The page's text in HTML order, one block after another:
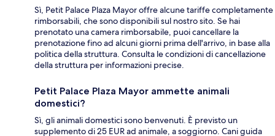
Sì, Petit Palace Plaza Mayor offre alcune tariffe completamente
rimborsabili, che sono disponibili sul nostro sito. Se hai
prenotato una camera rimborsabile, puoi cancellare la
prenotazione fino ad alcuni giorni prima dell'arrivo, in base alla
politica della struttura. Consulta le condizioni di cancellazione
della struttura per informazioni precise.
Petit Palace Plaza Mayor ammette animali
domestici?
Sì, gli animali domestici sono benvenuti. È previsto un
supplemento di 25 EUR ad animale, a soggiorno. Cani guida